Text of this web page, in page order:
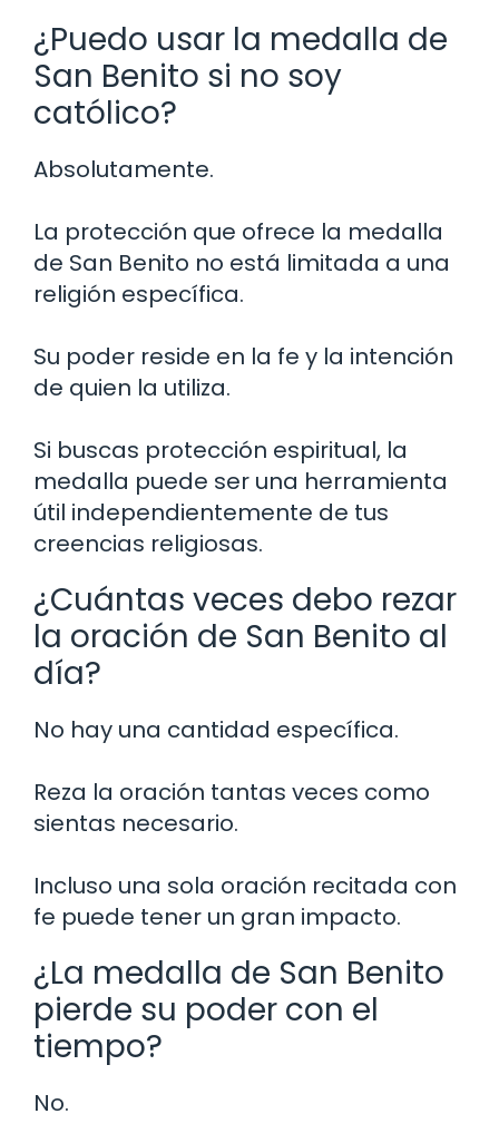
¿Puedo usar la medalla de
San Benito si no soy
católico?
Absolutamente.
La protección que ofrece la medalla
de San Benito no está limitada a una
religión específica.
Su poder reside en la fe y la intención
de quien la utiliza.
Si buscas protección espiritual, la
medalla puede ser una herramienta
útil independientemente de tus
creencias religiosas.
¿Cuántas veces debo rezar
la oración de San Benito al
día?
No hay una cantidad específica.
Reza la oración tantas veces como
sientas necesario.
Incluso una sola oración recitada con
fe puede tener un gran impacto.
¿La medalla de San Benito
pierde su poder con el
tiempo?
No.